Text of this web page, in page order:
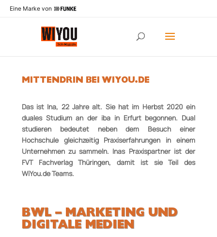
Eine Marke von
MITTENDRIN BEI WIYOU.DE
Das ist Ina, 22 Jahre alt. Sie hat im Herbst 2020 ein
duales Studium an der iba in Erfurt begonnen. Dual
studieren bedeutet neben dem Besuch einer
Hochschule gleichzeitig Praxiserfahrungen in einem
Unternehmen zu sammeln. Inas Praxispartner ist der
FVT Fachverlag Thüringen, damit ist sie Teil des
WiYou.de­ Teams.
BWL – MARKETING UND
DIGI­TALE MEDIEN